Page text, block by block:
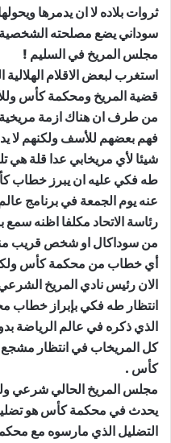
ثروات بلاده لا ان يدمرها
سوداني يضع مصلحته
مجلس المريخ في السليم !
استغرب لبعض الاقلام
قضية المريخ ومحكمة كأس
من طرف ان هناك ازمة مريخية
فهم بعضهم للأسف ولكنهم لا
شيئا لأي مريخابي عدا قلة هي
طه فكي عليه ان يبرز خطاب
عنه يوم الجمعة في برنامج
رئاسة الاتحاد مكلفا اظنه سمع
من سوداكال او شخص قريب
أي خطاب من محكمة كأس
الان رئيس نادي المريخ
انتظار طه فكي بإبراز خطاب
الذي ذكره في عالم الرياضة
كل المريخاب في انتظار
كأس .
مجلس المريخ الحالي شرعي
يحدث في محكمة كأس هو
التضليل الذي مارسوه مع